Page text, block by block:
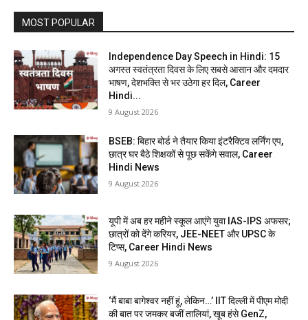
MOST POPULAR
Independence Day Speech in Hindi: 15
अगस्त स्वतंत्रता दिवस के लिए सबसे आसान और दमदार
भाषण, देशभक्ति से भर उठेगा हर दिल, Career
Hindi...
9 August 2026
BSEB: बिहार बोर्ड ने तैयार किया इंटरैक्टिव लर्निंग एप,
छात्र घर बैठे शिक्षकों से पूछ सकेंगे सवाल, Career
Hindi News
9 August 2026
यूपी में अब हर महीने स्कूल आएंगे युवा IAS-IPS अफसर;
छात्रों को देंगे करियर, JEE-NEET और UPSC के
टिप्स, Career Hindi News
9 August 2026
‘मैं बाबा बागेश्वर नहीं हूं, लेकिन…’ IIT दिल्ली में पीएम मोदी
की बात पर जमकर बजीं तालियां, खूब हंसे GenZ,